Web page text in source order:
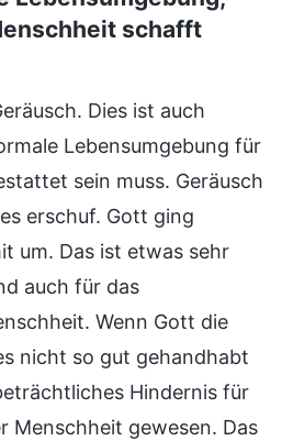
schafft
Dies ist auch
Lebensumgebung für
sein muss. Geräusch
erschuf. Gott ging
um. Das ist etwas sehr
auch für das
Wenn Gott die
nicht so gut gehandhabt
Hindernis für
Menschheit gewesen. Das